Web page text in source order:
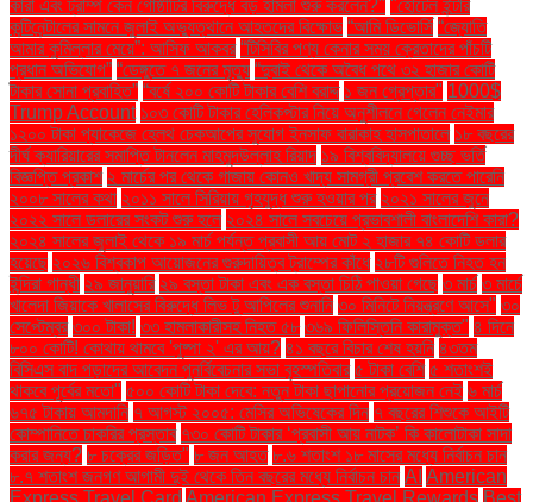
কারা এবং ট্রাম্প কেন গোষ্ঠীটির বিরুদ্ধে বড় হামলা শুরু করলেন?" "হোটেল ইন্টার
কন্টিনেন্টালের সামনে জুলাই অভ্যুত্থানে আহতদের বিক্ষোভ “আমি ডিভোর্সি “জ্যোতি
আমার কুমিল্লার মেয়ে”: আসিফ আকবর “টিসিবির পণ্য কেনার সময় ক্রেতাদের পাঁচটি
প্রধান অভিযোগ” “ডেঙ্গুতে ৭ জনের মৃত্যু “দুবাই থেকে অবৈধ পথে ৩২ হাজার কোটি
টাকার সোনা প্রবাহিত” “বর্ষে ২০০ কোটি টাকার বেশি বরাদ্দ ১ জন গ্রেপ্তার" 1000$
Trump Account ১০৩ কোটি টাকার হেলিকপ্টার নিয়ে অনুশীলনে গেলেন নেইমার
১২০০ টাকা প্যাকেজে হেলথ চেকআপের সুযোগ ইনসাফ বারাকাহ হাসপাতালে ১৮ বছরের
দীর্ঘ ক্যারিয়ারের সমাপ্তি টানলেন মাহমুদউল্লাহ রিয়াদ ১৯ বিশ্ববিদ্যালয়ে গুচ্ছ ভর্তি
বিজ্ঞপ্তি প্রকাশ ২ মার্চের পর থেকে গাজায় কোনও খাদ্য সামগ্রী প্রবেশ করতে পারেনি
২০০৮ সালের কথা ২০১১ সালে সিরিয়ায় গৃহযুদ্ধ শুরু হওয়ার পর ২০২১ সালের জুনে
২০২২ সালে ডলারের সংকট শুরু হলে ২০২৪ সালে সবচেয়ে প্রভাবশালী বাংলাদেশি কারা?
২০২৪ সালের জুলাই থেকে ১৯ মার্চ পর্যন্ত প্রবাসী আয় মোট ২ হাজার ৭৪ কোটি ডলার
হয়েছে ২০২৬ বিশ্বকাপ আয়োজনের গুরুদায়িত্ব ট্রাম্পের কাঁধে ২৮টি গুলিতে নিহত হন
ইন্দিরা গান্ধী ২৯ জানুয়ারি ২৯ বস্তা টাকা এবং এক বস্তা চিঠি পাওয়া গেছে ৩ মার্চ ৩ মার্চে
খালেদা জিয়াকে খালাসের বিরুদ্ধে লিভ টু আপিলের শুনানি ৩০ মিনিটে নিয়ন্ত্রণে আসে" ৩০
সেপ্টেম্বর ৩০০ টাকা! ৩৩ হামলাকারীসহ নিহত ৫৮ ৩৬৯ ফিলিস্তিনি কারামুক্ত" ৪ দিনে
৮০০ কোটি! কোথায় থামবে 'পুষ্পা ২' এর আয়? ৪১ বছরে বিচার শেষ হয়নি ৪৩তম
বিসিএস বাদ পড়াদের আবেদন পুনর্বিবেচনার সভা বৃহস্পতিবার ৫ টাকা বেশি ৫ শতাংশই
থাকবে পূর্বের মতো" ৫০০ কোটি টাকা দেবে: নতুন টাকা ছাপানোর প্রয়োজন নেই ৬ মার্চ
৬৭৫ টাকায় আমদানি ৭ আগস্ট ২০০৫: মেসির অভিষেকের দিন ৭ বছরের শিশুকে আইটি
কোম্পানিতে চাকরির প্রস্তাব ৭৩০ কোটি টাকার ‘প্রবাসী আয় নাটক’ কি কালোটাকা সাদা
করার জন্য? ৮ চক্রের জড়িত" ৮ জন আহত ৮.৬ শতাংশ ১৮ মাসের মধ্যে নির্বাচন চান
৮.৭ শতাংশ জনগণ আগামী দুই থেকে তিন বছরের মধ্যে নির্বাচন চান AI American
Express Travel Card American Express Travel Rewards Best